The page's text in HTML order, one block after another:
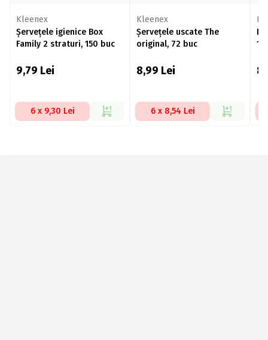
Kleenex
Șervețele igienice Box
Family 2 straturi, 150 buc
9,79 Lei
6 x 9,30 Lei
Kleenex
Șervețele uscate The
original, 72 buc
8,99 Lei
6 x 8,54 Lei